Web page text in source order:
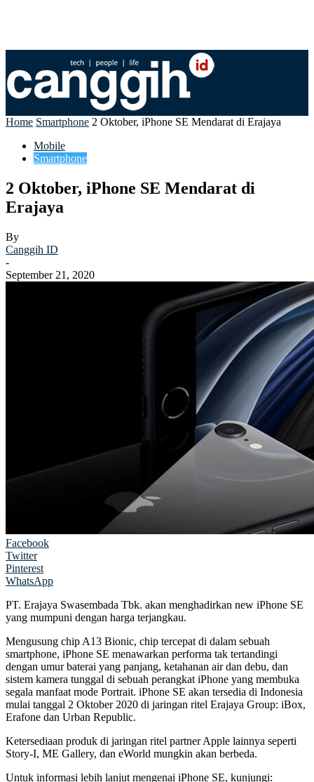
Home Smartphone 2 Oktober, iPhone SE Mendarat di Erajaya
Mobile
Smartphone
2 Oktober, iPhone SE Mendarat di
Erajaya
By
Canggih ID
-
September 21, 2020
Facebook
Twitter
Pinterest
WhatsApp
PT. Erajaya Swasembada Tbk. akan menghadirkan new iPhone SE
yang mumpuni dengan harga terjangkau.
Mengusung chip A13 Bionic, chip tercepat di dalam sebuah
smartphone, iPhone SE menawarkan performa tak tertandingi
dengan umur baterai yang panjang, ketahanan air dan debu, dan
sistem kamera tunggal di sebuah perangkat iPhone yang membuka
segala manfaat mode Portrait. iPhone SE akan tersedia di Indonesia
mulai tanggal 2 Oktober 2020 di jaringan ritel Erajaya Group: iBox,
Erafone dan Urban Republic.
Ketersediaan produk di jaringan ritel partner Apple lainnya seperti
Story-I, ME Gallery, dan eWorld mungkin akan berbeda.
Untuk informasi lebih lanjut mengenai iPhone SE, kunjungi: